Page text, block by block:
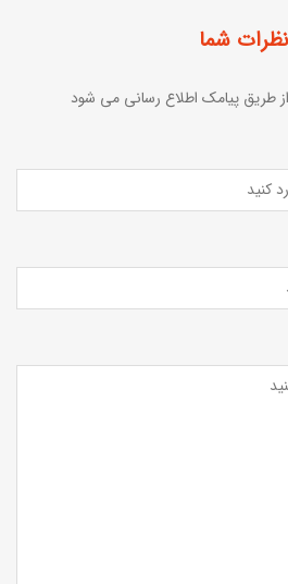
نظرات شما
طریق پیامک اطلاع رسانی می شود